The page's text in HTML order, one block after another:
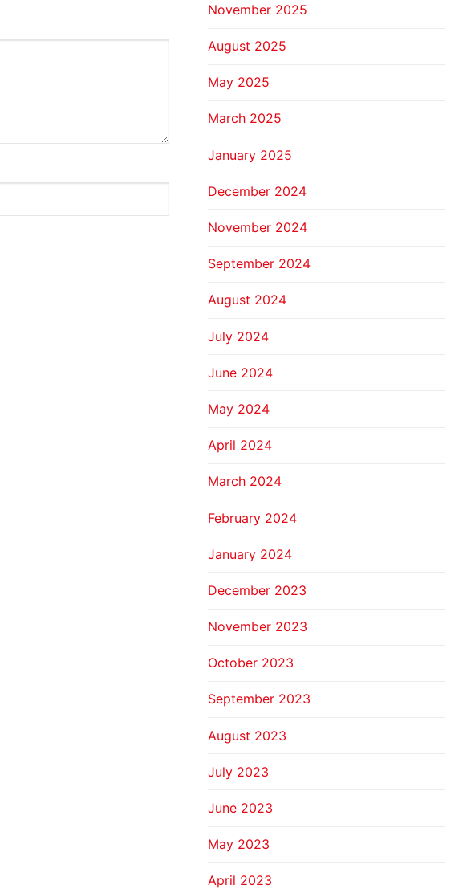
November 2025
August 2025
May 2025
March 2025
January 2025
December 2024
November 2024
September 2024
August 2024
July 2024
June 2024
May 2024
April 2024
March 2024
February 2024
January 2024
December 2023
November 2023
October 2023
September 2023
August 2023
July 2023
June 2023
May 2023
April 2023